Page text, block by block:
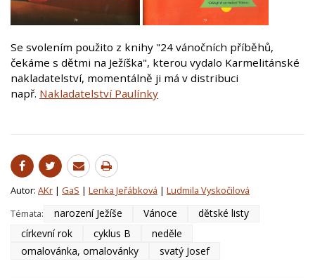
Se svolením použito z knihy "24 vánočních příběhů,
čekáme s dětmi na Ježíška", kterou vydalo Karmelitánské
nakladatelství, momentálně ji má v distribuci
např. Nakladatelství Paulínky
Autor: AKr | GaS | Lenka Jeřábková | Ludmila Vyskočilová
Témata:
narození Ježíše Vánoce
dětské listy
církevní rok
cyklus B
neděle
omalovánka, omalovánky
svatý Josef